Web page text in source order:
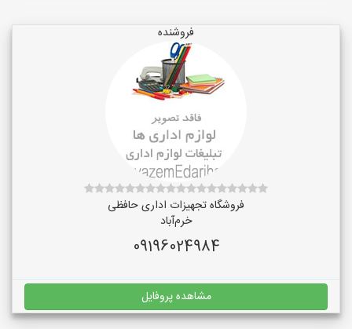
فروشنده
فروشگاه تجهیزات اداری حافظی
خرم‌آباد
09196024984
مشاهده پروفایل